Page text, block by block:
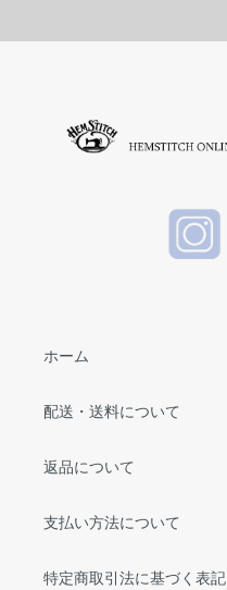
ホーム
配送・送料について
返品について
支払い方法について
特定商取引法に基づく表記